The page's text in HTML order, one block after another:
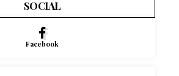
SOCIAL
Facebook